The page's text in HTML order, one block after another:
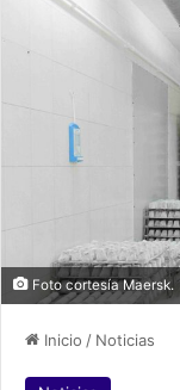
Foto cortesía Maersk.
Inicio / Noticias